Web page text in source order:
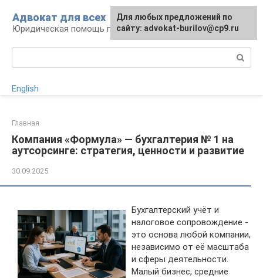
контенту
Адвокат для всех
Юридическая помощь по любому вопросу
English
Главная
Компания «Формула» — бухгалтерия № 1 на
аутсорсинге: стратегия, ценности и развитие
30.09.2025
Бухгалтерский учёт и
налоговое сопровождение -
это основа любой компании,
независимо от её масштаба
и сферы деятельности.
Малый бизнес, средние
Для любых предложений по
сайту: advokat-burilov@cp9.ru